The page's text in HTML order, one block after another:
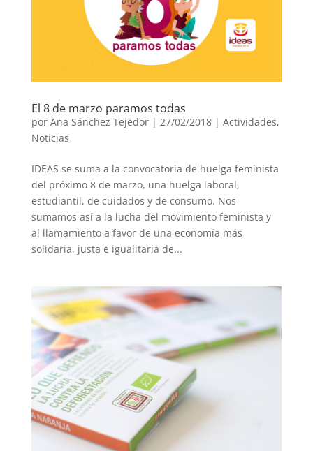
El 8 de marzo paramos todas
por Ana Sánchez Tejedor| 27/02/2018 | Actividades,
Noticias
IDEAS se suma a la convocatoria de huelga feminista
del próximo 8 de marzo, una huelga laboral,
estudiantil, de cuidados y de consumo. Nos
sumamos así a la lucha del movimiento feminista y
al llamamiento a favor de una economía más
solidaria, justa e igualitaria de...